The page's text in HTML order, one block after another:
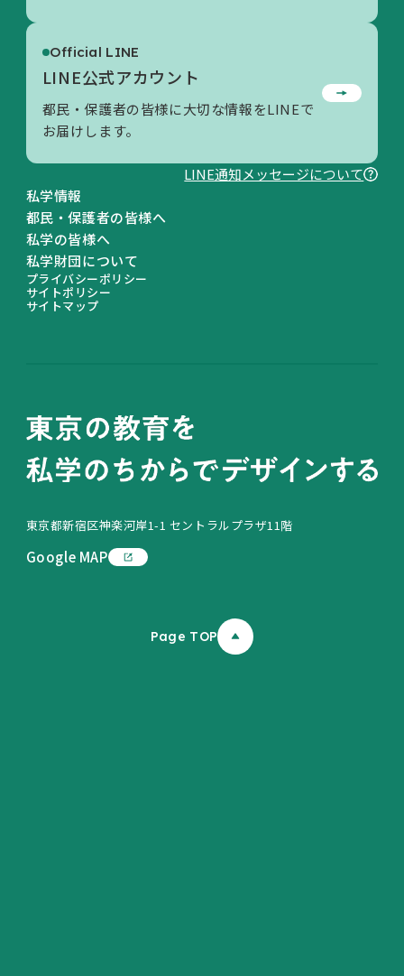
東京都新宿区神楽河岸1-1 セントラルプラザ11階
Google MAP
Page TOP
私学情報
都民・保護者の皆様へ
私学の皆様へ
私学財団について
プライバシーポリシー
サイトポリシー
サイトマップ
Official LINE
LINE公式アカウント
都民・保護者の皆様に大切な情報をLINEで
お届けします。
LINE通知メッセージについて